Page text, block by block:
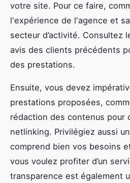
votre site. Pour ce faire,
l'expérience de l'agence et
secteur d’activité. Consultez
avis des clients précédents
des prestations.
Ensuite, vous devez
prestations proposées,
rédaction des contenus pour
netlinking. Privilégiez aussi
comprend bien vos besoins
vous voulez profiter d’un
transparence est également